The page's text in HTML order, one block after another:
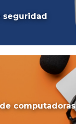
seguridad
computadoras